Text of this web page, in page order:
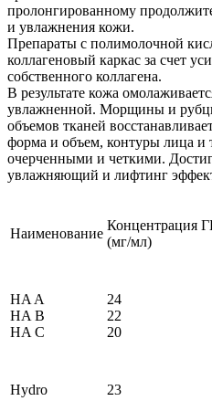
пролонгированному
и увлажнения кожи.
Препараты с полимолочной
коллагеновый каркас за счет
собственного коллагена.
В результате кожа
увлажненной. Морщины и
объемов тканей
форма и объем, контуры лица и
очерченными и четкими.
увлажняющий и лифтинг
Наименование
Концентрация
(мг/мл)
HA A
HA B
HA C
24
22
20
Hydro 23